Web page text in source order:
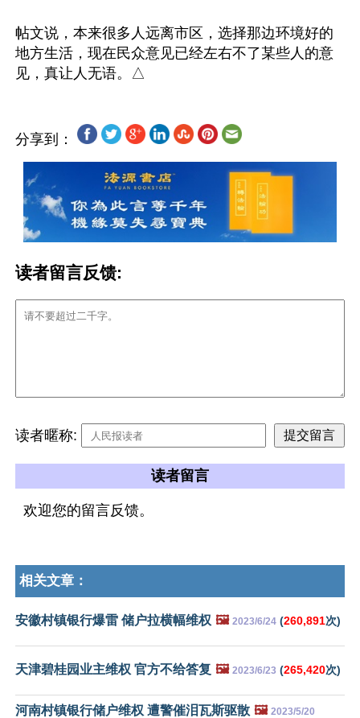
帖文说，本来很多人远离市区，选择那边环境好的
地方生活，现在民众意见已经左右不了某些人的意
分享到：
读者留言反馈:
读者暱称:
读者留言
欢迎您的留言反馈。
相关文章：
安徽村镇银行爆雷 储户拉横幅维权 🖼️ 2023/6/24 (260,891次)
天津碧桂园业主维权 官方不给答复 🖼️ 2023/6/23 (265,420次)
河南村镇银行储户维权 遭警催泪瓦斯驱散 🖼️ 2023/5/20